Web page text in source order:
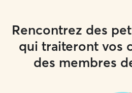
Rencontrez des
qui traiteront vos
des membres